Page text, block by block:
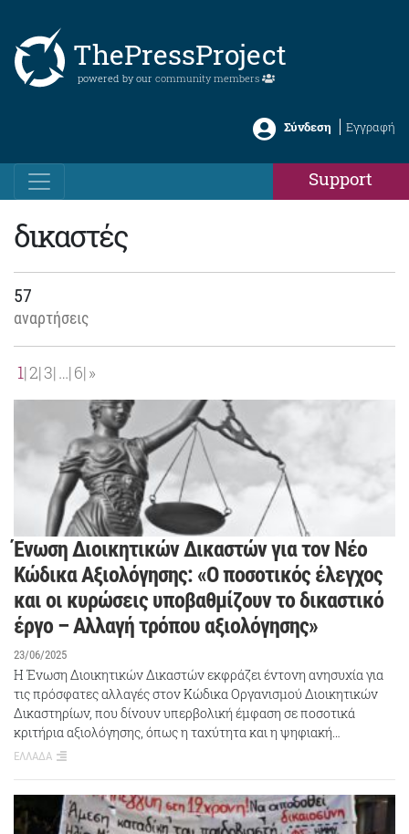
ThePressProject
powered by our community members
Σύνδεση Εγγραφή
Support
δικαστές
57
αναρτήσεις
1 2 3 … 6 »
Ένωση Διοικητικών Δικαστών για τον Νέο
Κώδικα Αξιολόγησης: «Ο ποσοτικός έλεγχος
και οι κυρώσεις υποβαθμίζουν το δικαστικό
έργο – Αλλαγή τρόπου αξιολόγησης»
23/06/2025
Η Ένωση Διοικητικών Δικαστών εκφράζει έντονη ανησυχία για
τις πρόσφατες αλλαγές στον Κώδικα Οργανισμού Διοικητικών
Δικαστηρίων, που δίνουν υπερβολική έμφαση σε ποσοτικά
κριτήρια αξιολόγησης, όπως η ταχύτητα και η ψηφιακή…
ΕΛΛΑΔΑ